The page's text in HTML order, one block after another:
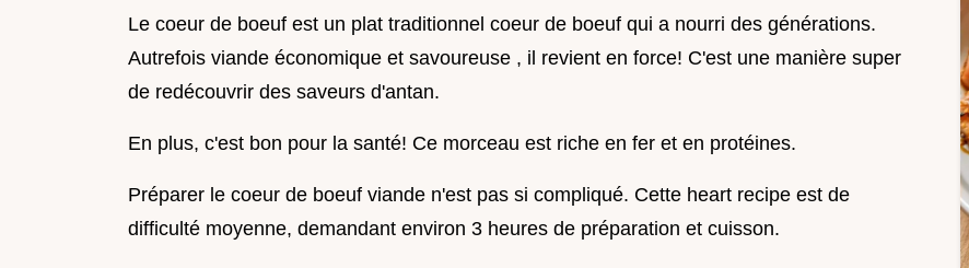
Le coeur de boeuf est un plat traditionnel coeur de boeuf qui a nourri des générations.
Autrefois viande économique et savoureuse , il revient en force! C'est une manière super
de redécouvrir des saveurs d'antan.
En plus, c'est bon pour la santé! Ce morceau est riche en fer et en protéines.
Préparer le coeur de boeuf viande n'est pas si compliqué. Cette heart recipe est de
difficulté moyenne, demandant environ 3 heures de préparation et cuisson.